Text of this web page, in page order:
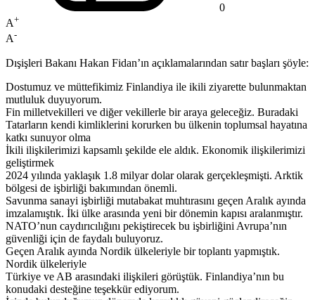
0
A+
A-
Dışişleri Bakanı Hakan Fidan’ın açıklamalarından satır başları şöyle:
Dostumuz ve müttefikimiz Finlandiya ile ikili ziyarette bulunmaktan
mutluluk duyuyorum.
Fin milletvekilleri ve diğer vekillerle bir araya geleceğiz. Buradaki
Tatarların kendi kimliklerini korurken bu ülkenin toplumsal hayatına
katkı sunuyor olma
İkili ilişkilerimizi kapsamlı şekilde ele aldık. Ekonomik ilişkilerimizi
geliştirmek
2024 yılında yaklaşık 1.8 milyar dolar olarak gerçekleşmişti. Arktik
bölgesi de işbirliği bakımından önemli.
Savunma sanayi işbirliği mutabakat muhtırasını geçen Aralık ayında
imzalamıştık. İki ülke arasında yeni bir dönemin kapısı aralanmıştır.
NATO’nun caydırıcılığını pekiştirecek bu işbirliğini Avrupa’nın
güvenliği için de faydalı buluyoruz.
Geçen Aralık ayında Nordik ülkeleriyle bir toplantı yapmıştık.
Nordik ülkeleriyle
Türkiye ve AB arasındaki ilişkileri görüştük. Finlandiya’nın bu
konudaki desteğine teşekkür ediyorum.